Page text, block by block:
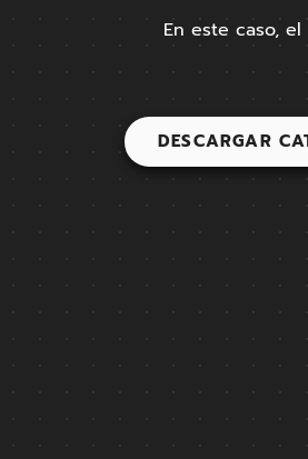
En este caso,
DESCARGAR